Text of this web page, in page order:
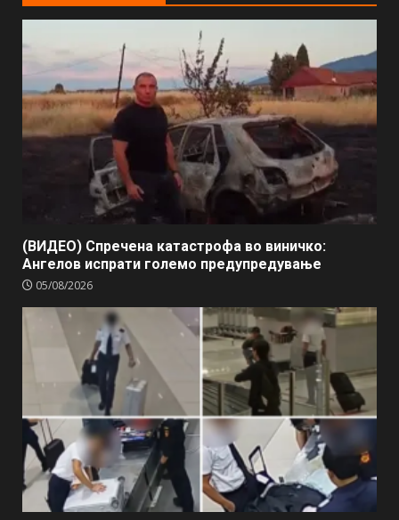
(ВИДЕО) Спречена катастрофа во виничко:
Ангелов испрати големо предупредување
05/08/2026